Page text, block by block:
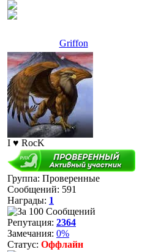
Griffon
I ♥ RocK
Группа: Проверенные
Сообщений: 591
Награды: 1
Репутация: 2364
Замечания: 0%
Статус: Оффлайн